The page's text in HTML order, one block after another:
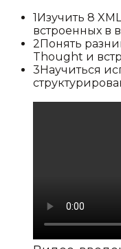
1 Изучить 8
встроенных в
2 Понять
Thought и
3 Научиться